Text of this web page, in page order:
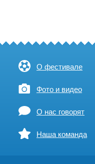
О фестивале
Фото и видео
О нас говорят
Наша команда